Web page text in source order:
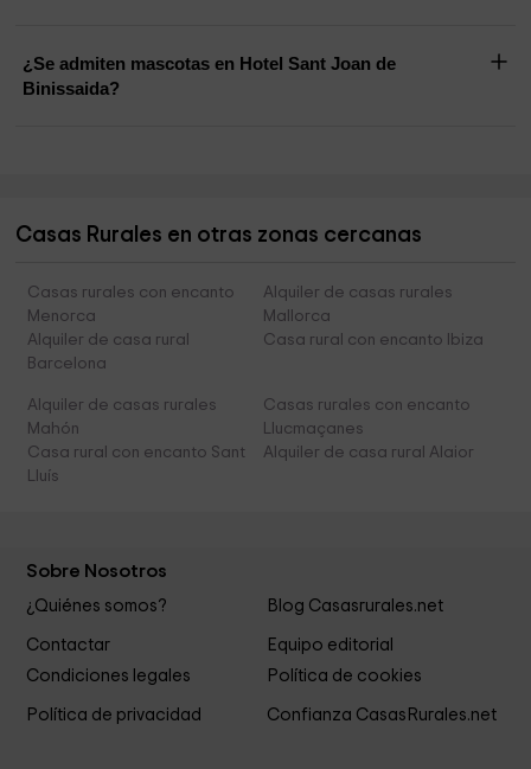
¿Se admiten mascotas en Hotel Sant Joan de
Binissaida?
Casas Rurales en otras zonas cercanas
Casas rurales con encanto
Menorca
Alquiler de casas rurales
Mallorca
Alquiler de casa rural
Barcelona
Casa rural con encanto Ibiza
Alquiler de casas rurales
Mahón
Casas rurales con encanto
Llucmaçanes
Casa rural con encanto Sant
Lluís
Alquiler de casa rural Alaior
Sobre Nosotros
¿Quiénes somos? Blog Casasrurales.net
Contactar
Equipo editorial
Condiciones legales
Política de cookies
Política de privacidad Confianza CasasRurales.net